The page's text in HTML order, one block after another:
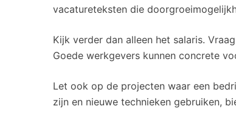
vacatureteksten die
Kijk verder dan alleen het salaris.
Goede werkgevers kunnen concrete
Let ook op de projecten waar een
zijn en nieuwe technieken gebruiken,